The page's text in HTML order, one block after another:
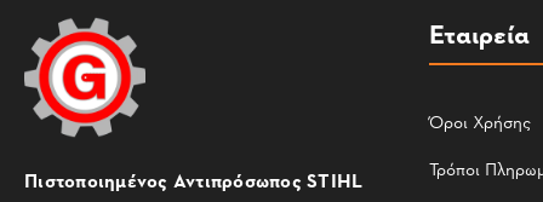
Πιστοποιημένος Αντιπρόσωπος STIHL
Εταιρεία
Όροι Χρήσης
Τρόποι